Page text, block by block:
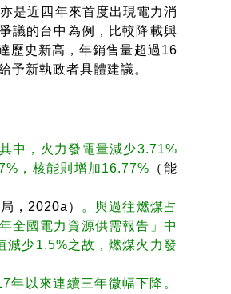
是近四年來首度出現電力消
議的台中為例，比較降載與
歷史新高，年銷售量超過16
予新執政者具體建議。
中，火力發電量減少3.71%
，核能則增加16.77% （能
局，2020a）
。與過往燃煤占
全國電力資源供需報告」中
減少1.5%之故，燃煤火力發
以來連續三年微幅下降。